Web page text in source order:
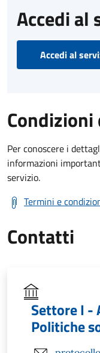
Accedi al
Accedi al
Per conoscere i
informazioni
servizio.
Termini e
Contatti
Settore I -
Politiche